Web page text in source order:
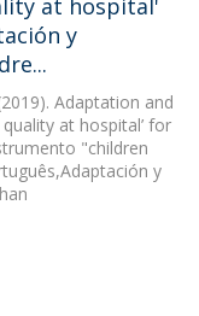
at hospital'
y
Adaptation and
at hospital’ for
"children
y